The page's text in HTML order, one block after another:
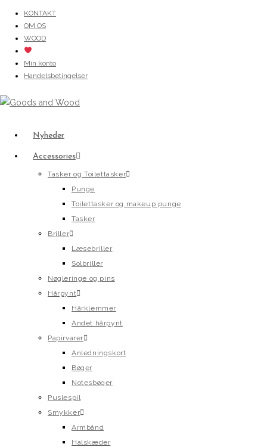
content
KONTAKT
OM OS
WOOD
Min konto
Handelsbetingelser
Nyheder
Accessories
Tasker og Toilettasker
Punge
Toilettasker og makeup punge
Tasker
Briller
Læsebriller
Solbriller
Nøgleringe og pins
Hårpynt
Hårklemmer
Andet hårpynt
Papirvarer
Anledningskort
Bøger
Notesbøger
Puslespil
Smykker
Armbånd
Halskæder